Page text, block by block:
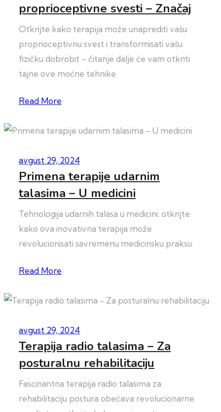
proprioceptivne svesti – Značaj
Otkrijte kako terapija može unaprediti vašu
proprioceptivnu svest i transformisati vašu
fizičku dobrobit – čitanje dalje će vam otkriti
tajne ove moćne tehnike.
Read More
avgust 29, 2024
Primena terapije udarnim
talasima – U medicini
Tehnologija udarnih talasa u medicini: otkrijte
kako ova inovativna terapija može
revolucionisati savremenu medicinsku praksu.
Read More
avgust 29, 2024
Terapija radio talasima – Za
posturalnu rehabilitaciju
Fascinantna terapija radio talasima za
rehabilitaciju postura obećava revolucionarne